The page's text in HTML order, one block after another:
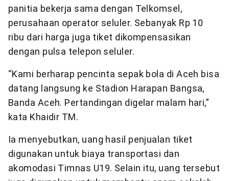
panitia bekerja sama dengan Telkomsel,
perusahaan operator seluler. Sebanyak Rp 10
ribu dari harga juga tiket dikompensasikan
dengan pulsa telepon seluler.
“Kami berharap pencinta sepak bola di Aceh bisa
datang langsung ke Stadion Harapan Bangsa,
Banda Aceh. Pertandingan digelar malam hari,”
kata Khaidir TM.
Ia menyebutkan, uang hasil penjualan tiket
digunakan untuk biaya transportasi dan
akomodasi Timnas U19. Selain itu, uang tersebut